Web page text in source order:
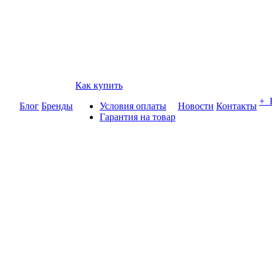
Блог Бренды
Как купить
Условия оплаты
Гарантия на товар
Новости Контакты +